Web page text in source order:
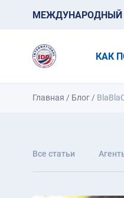
МЕЖДУНАРОДНЫЙ
КАК
Главная / Блог /
Все статьи